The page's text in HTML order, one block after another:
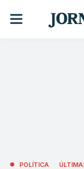
POLÍTICA